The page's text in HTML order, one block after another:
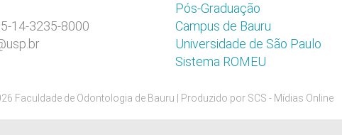
14-3235-8000
Pós-Graduação
Campus de Bauru
Universidade de São Paulo
Sistema ROMEU
Faculdade de Odontologia de Bauru | Produzido por SCS - Mídias Online